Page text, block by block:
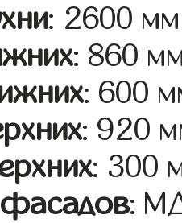
: 2600 мм
: 860
: 600
: 920
: 300
: